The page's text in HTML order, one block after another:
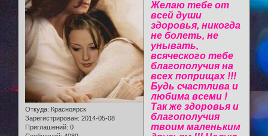
Откуда: Красноярск
Зарегистрирован: 2014-05-08
Приглашений: 0
Желаю тебе от
всей души
здоровья, никогда
не болеть, не
унывать,
всяческого тебе
благополучия на
всех поприщах !!!
Будь счастлива и
любима всеми !
Так же здоровья и
благополучия
твоим маленьким